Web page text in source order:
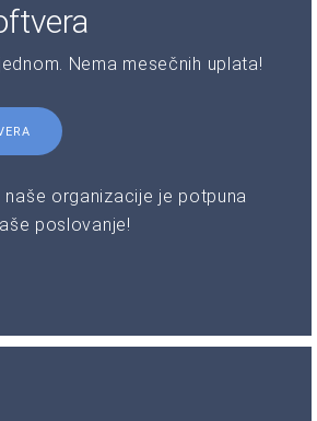
Nema mesečnih uplata!
organizacije je potpuna
poslovanje!